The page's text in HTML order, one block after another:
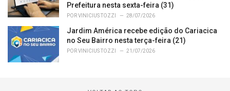
Prefeitura nesta sexta-feira (31)
PORVINICIUS TOZZI 28/07/2026
Jardim América recebe edição do Cariacica
no Seu Bairro nesta terça-feira (21)
PORVINICIUS TOZZI 21/07/2026